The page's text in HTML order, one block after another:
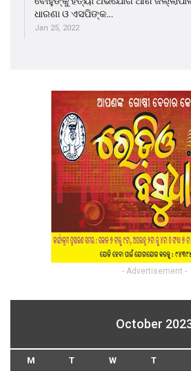
ଧାରଣା ଓ ଏସପିଙ୍କ…
Jan 25, 2022
- Advertisement -
October
M T W T